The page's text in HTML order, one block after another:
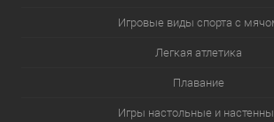
Игровые виды спорта с
Легкая атлетика
Плавание
Игры настольные и